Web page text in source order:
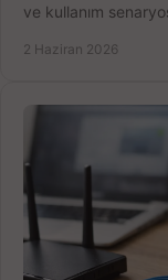
ve kullanım
2 Haziran 2026